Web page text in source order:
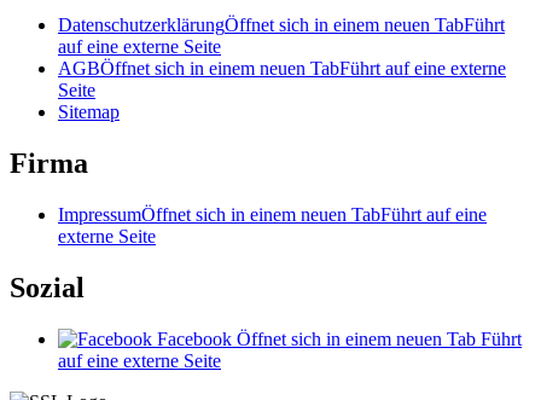
DatenschutzerklärungÖffnet sich in einem neuen TabFührt
auf eine externe Seite
AGBÖffnet sich in einem neuen TabFührt auf eine externe
Seite
Sitemap
Firma
ImpressumÖffnet sich in einem neuen TabFührt auf eine
externe Seite
Sozial
Facebook Öffnet sich in einem neuen Tab Führt
auf eine externe Seite